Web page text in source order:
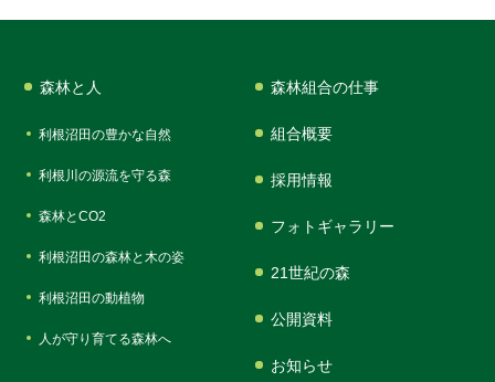
森林と人
利根沼田の豊かな自然
利根川の源流を守る森
森林とCO2
利根沼田の森林と木の姿
利根沼田の動植物
人が守り育てる森林へ
森林組合の仕事
組合概要
採用情報
フォトギャラリー
21世紀の森
公開資料
お知らせ